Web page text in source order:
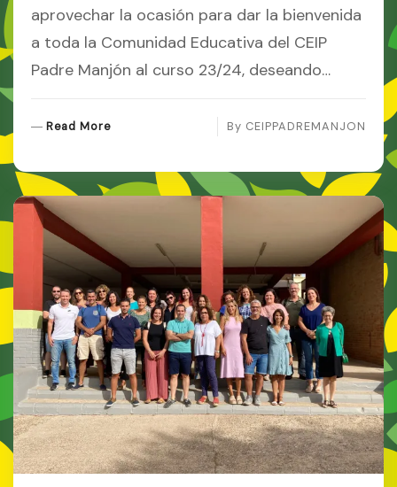
aprovechar la ocasión para dar la bienvenida
a toda la Comunidad Educativa del CEIP
Padre Manjón al curso 23/24, deseando…
Read MoreR
D
E
By CEIPPADREMANJON